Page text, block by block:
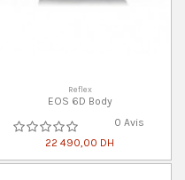
Reflex
EOS 6D Body
0 Avis
22 490,00 DH